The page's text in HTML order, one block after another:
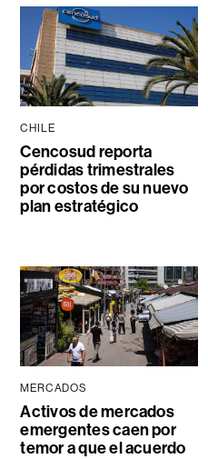
CHILE
Cencosud reporta
pérdidas trimestrales
por costos de su nuevo
plan estratégico
MERCADOS
Activos de mercados
emergentes caen por
temor a que el acuerdo